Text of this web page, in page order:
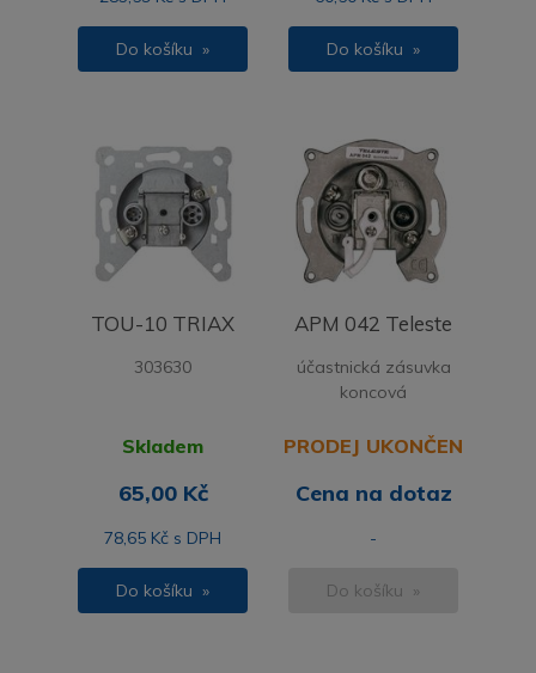
Do košíku » Do košíku »
TOU-10 TRIAX
303630
Skladem
65,00 Kč
78,65 Kč s DPH
Do košíku »
APM 042 Teleste
účastnická zásuvka
koncová
PRODEJ UKONČEN
Cena na dotaz
-
Do košíku »